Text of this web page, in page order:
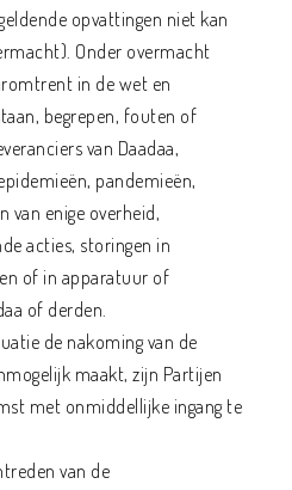
opvattingen niet kan
Onder overmacht
in de wet en
begrepen, fouten of
van Daadaa,
pandemieën,
van enige overheid,
acties, storingen in
of in apparatuur of
of derden.
de nakoming van de
maakt, zijn Partijen
met onmiddellijke ingang te
van de